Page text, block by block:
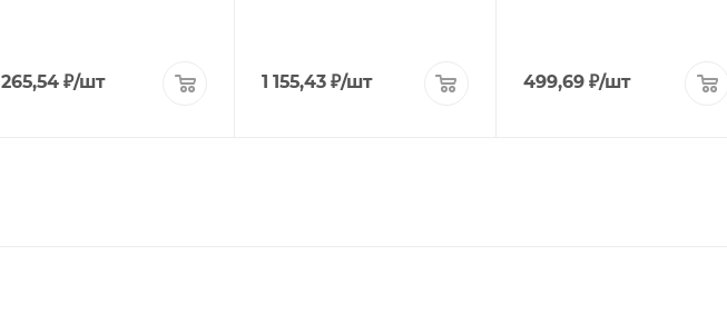
265,54₽/шт 1 155,43 ₽/шт 499,69₽/шт